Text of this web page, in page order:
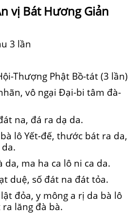
vị Bát Hương Giản
3 lần
Thượng Phật Bồ-tát (3 lần)
vô ngại Đại-bi tâm đà-
na, đá ra dạ da.
lô Yết-đế, thước bát ra da,
da, ma ha ca lô ni ca da.
duệ, số đát na đát tỏa.
đỏa, y mông a rị da bà lô
lăng đà bà.